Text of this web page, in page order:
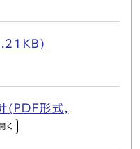
(PDF形式,
く